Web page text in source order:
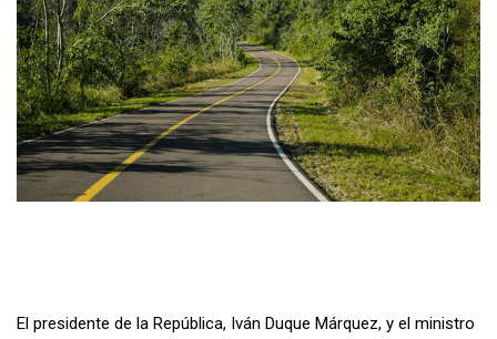
El presidente de la República, Iván Duque Márquez, y el ministro